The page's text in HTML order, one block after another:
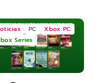
PC
Xbox PC
Series